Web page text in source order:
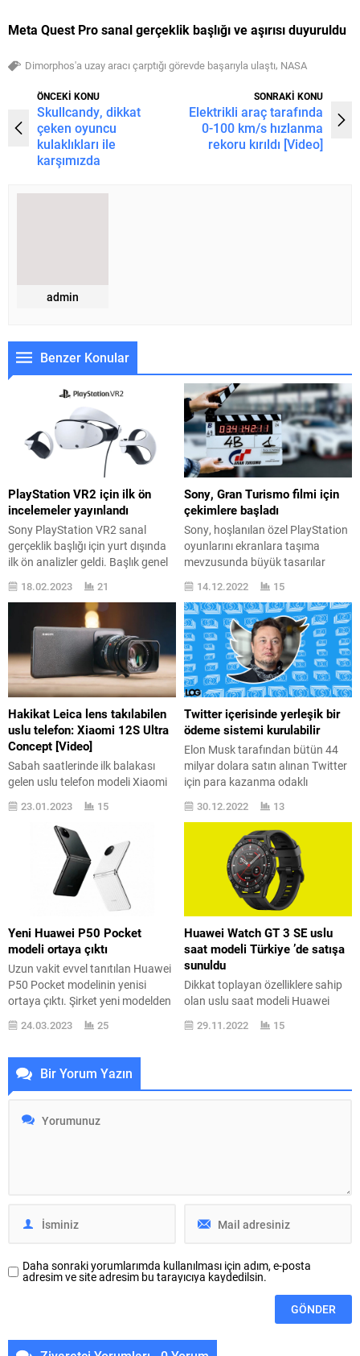
Meta Quest Pro sanal gerçeklik başlığı ve aşırısı duyuruldu
Dimorphos'a uzay aracı çarptığı görevde başarıyla ulaştı, NASA
ÖNCEKİ KONU
Skullcandy, dikkat
çeken oyuncu
kulaklıkları ile
karşımızda
SONRAKİ KONU
Elektrikli araç tarafında
0-100 km/s hızlanma
rekoru kırıldı [Video]
admin
Benzer Konular
PlayStation VR2 için ilk ön
incelemeler yayınlandı
Sony PlayStation VR2 sanal
gerçeklik başlığı için yurt dışında
ilk ön analizler geldi. Başlık genel
olarak çok beğenilmiş vaziyette.
Sony PlayStation VR2 ya da PS
VR2, Sony tarafından yapılan
resmî açıklamaya göre 2023
’şöhret başında resmi olarak
satışa sunulacak. Başka Bir
Deyişle biraz daha beklenmesi
gerekecek ürün, yurt dışındaki
bazı basın...
18.02.2023 21
Sony, Gran Turismo filmi için
çekimlere başladı
Sony, hoşlanılan özel PlayStation
oyunlarını ekranlara taşıma
mevzusunda büyük tasarılar
yapıyor. Gran Turismo filmi de
geliyor. Sony tarafından
PlayStation stüdyolarından
çıkarılan özel oyunlar, hep
söylediğimiz gibi harika öykülere
ve kişiliklere sahipler. Bu sanat
yapıtlarını yalnızca oyunlar ile
sınırlamak istemeyen şirket,
değişen koşullar ışığında ciddi
odak metamorfozu reelleştiriyor.
Bu oyunların kimilerini...
14.12.2022 15
Hakikat Leica lens takılabilen
uslu telefon: Xiaomi 12S Ultra
Concept [Video]
Sabah saatlerinde ilk balakası
gelen uslu telefon modeli Xiaomi
12S Ultra Concept tanıtıldı.
Makineye hakikat Leica M lens
takılabiliyor. Xiaomi 12S Ultra
Concept, Leica ile ortaklık kuran
Xiaomi ’nin görüntüleme
mevzusundaki en çok dikkat
toplayan alternatifi oldu. Bu
“konsept” konumunda yer alan
uslu telefon dikkat topluyor zira
arttaki kamera modülü...
23.01.2023 15
Twitter içerisinde yerleşik bir
ödeme sistemi kurulabilir
Elon Musk tarafından bütün 44
milyar dolara satın alınan Twitter
için para kazanma odaklı
ayrıntılar gündeme gelmeyi
sürdürüyor. Elon Musk, Twitter ’a
verdiği parayı çıkarmak, Twitter ’ı
kâr elde eden bir yer haline
getirmek istiyor. Musk aynı
zamanda kullanıcıların başka bir
deyişle içerik üreticilerin de Twitter
’da para kazanmasına
hedefliyor....
30.12.2022 13
Yeni Huawei P50 Pocket
modeli ortaya çıktı
Uzun vakit evvel tanıtılan Huawei
P50 Pocket modelinin yenisi
ortaya çıktı. Şirket yeni modelden
arka ekranı kaldırdı. Samsung
Galaxy Z Flip3 rakibi dikey
Huawei P50 Pocket, Türkiye ’de
de satılan 28 bin TL bir makine
olarak pazarda dikkat toplamıştı.
Şimdi ise “yeni” takısına sahip P50
Pocket ortaya çıktı....
24.03.2023 25
Huawei Watch GT 3 SE uslu
saat modeli Türkiye ’de satışa
sunuldu
Dikkat toplayan özelliklere sahip
olan uslu saat modeli Huawei
Watch GT 3 SE, bugün Türkiye ’de
satışa sunuldu. Dolaysız olarak
29.11.2022 15
Bir Yorum Yazın
Daha sonraki yorumlarımda kullanılması için adım, e-posta
adresim ve site adresim bu tarayıcıya kaydedilsin.